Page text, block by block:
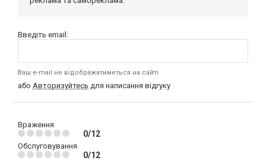
Введіть email:
Ваш e-mail не відображатиметься на сайті
або Авторизуйтесь для написання відгуку
Враження
0/12
Обслуговування
0/12